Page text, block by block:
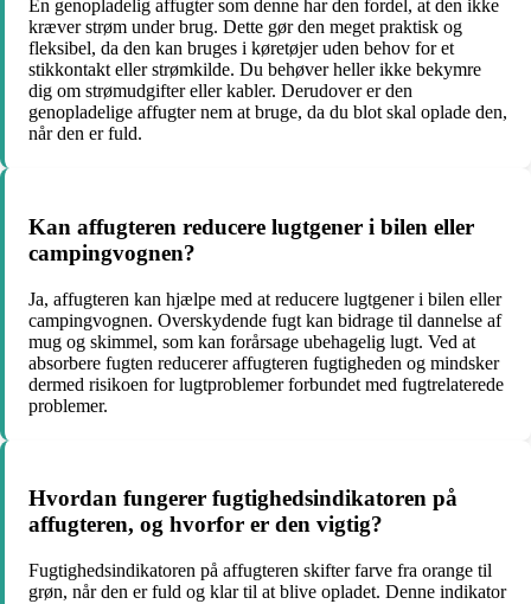
En genopladelig affugter som denne har den fordel, at den ikke
kræver strøm under brug. Dette gør den meget praktisk og
fleksibel, da den kan bruges i køretøjer uden behov for et
stikkontakt eller strømkilde. Du behøver heller ikke bekymre
dig om strømudgifter eller kabler. Derudover er den
genopladelige affugter nem at bruge, da du blot skal oplade den,
når den er fuld.
Kan affugteren reducere lugtgener i bilen eller
campingvognen?
Ja, affugteren kan hjælpe med at reducere lugtgener i bilen eller
campingvognen. Overskydende fugt kan bidrage til dannelse af
mug og skimmel, som kan forårsage ubehagelig lugt. Ved at
absorbere fugten reducerer affugteren fugtigheden og mindsker
dermed risikoen for lugtproblemer forbundet med fugtrelaterede
problemer.
Hvordan fungerer fugtighedsindikatoren på
affugteren, og hvorfor er den vigtig?
Fugtighedsindikatoren på affugteren skifter farve fra orange til
grøn, når den er fuld og klar til at blive opladet. Denne indikator